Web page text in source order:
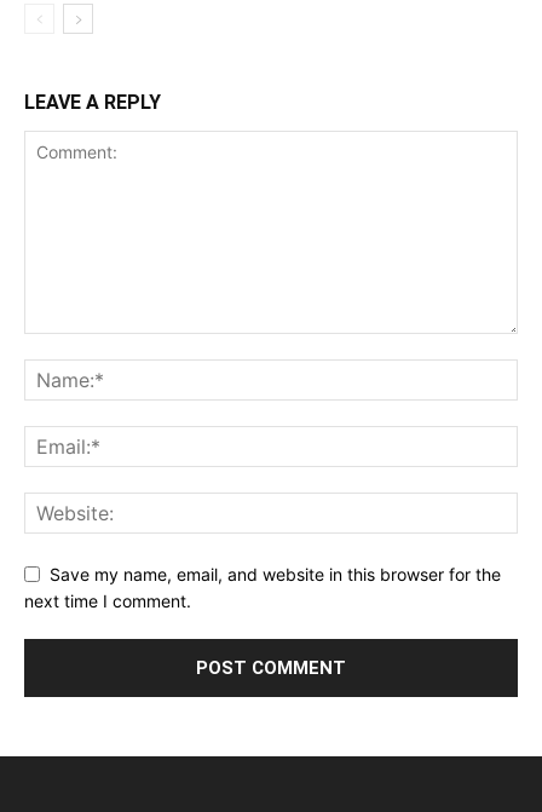
LEAVE A REPLY
Save my name, email, and website in this browser for the
next time I comment.